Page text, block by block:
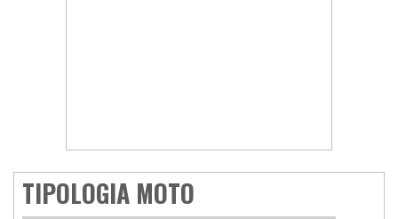
TIPOLOGIA MOTO